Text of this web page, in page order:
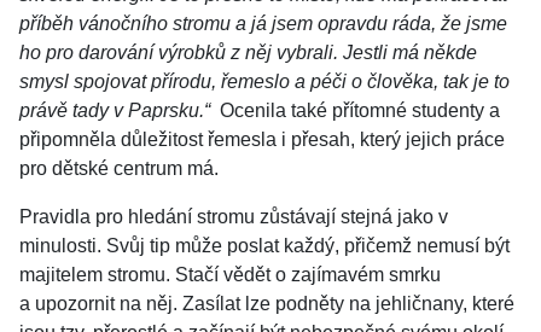
příběh vánočního stromu a já jsem opravdu ráda, že jsme
ho pro darování výrobků z něj vybrali. Jestli má někde
smysl spojovat přírodu, řemeslo a péči o člověka, tak je to
právě tady v Paprsku.“Ocenila také přítomné studenty a
připomněla důležitost řemesla i přesah, který jejich práce
pro dětské centrum má.
Pravidla pro hledání stromu zůstávají stejná jako v
minulosti. Svůj tip může poslat každý, přičemž nemusí být
majitelem stromu. Stačí vědět o zajímavém smrku
a upozornit na něj. Zasílat lze podněty na jehličnany, které